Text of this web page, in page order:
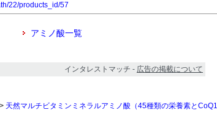
22/products_id/57
アミノ酸一覧
インタレストマッチ - 広告の掲載について
> 天然マルチビタミンミネラルアミノ酸（45種類の栄養素と